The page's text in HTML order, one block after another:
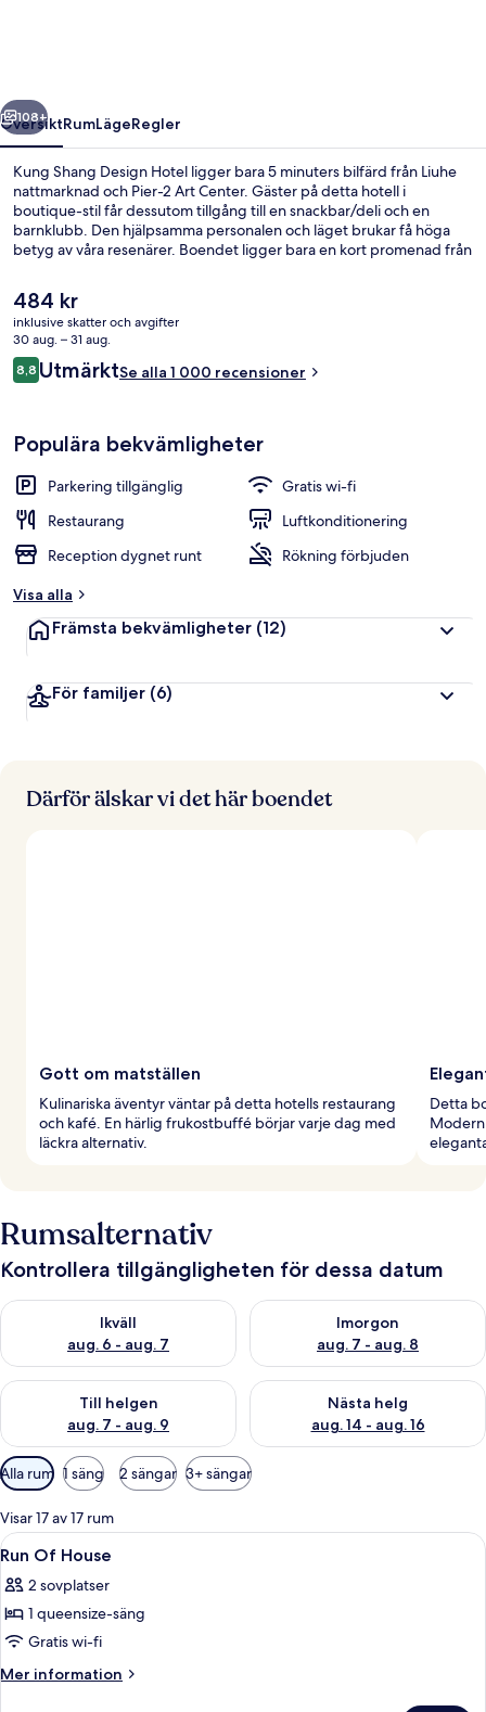
Nästa
108+
ÖversiktRumLägeRegler
Kung Shang Design Hotel ligger bara 5 minuters bilfärd från Liuhe
nattmarknad och Pier-2 Art Center. Gäster på detta hotell i
boutique-stil får dessutom tillgång till en snackbar/deli och en
barnklubb. Den hjälpsamma personalen och läget brukar få höga
betyg av våra resenärer. Boendet ligger bara en kort promenad från
och till Sinyi Elementary School station är det 12 minuter.
Det
nuvarande
priset
är
484 kr
484 kr
inklusive skatter och avgifter
30 aug. – 31 aug.
Recensioner
8,88,8 av 10,
UtmärktSe alla 1 000 recensioner
Populära bekvämligheter
Parkering tillgänglig
Gratis wi-fi
Restaurang
Luftkonditionering
Reception dygnet runt
Rökning förbjuden
Visa alla
Främsta bekvämligheter (12)
För familjer (6)
Därför älskar vi det här boendet
Gott om matställen
Kulinariska äventyr väntar på detta hotells restaurang
och kafé. En härlig frukostbuffé börjar varje dag med
läckra alternativ.
Detta
Rumsalternativ
Kontrollera tillgängligheten för dessa datum
Ikväll
aug. 6 - aug. 7
Kontrollera tillgängligheten för ikväll aug. 6 - aug. 7
Imorgon
aug. 7 - aug. 8
Kontrollera tillgängligheten
Till helgen
aug. 7 - aug. 9
Kontrollera tillgängligheten för den här helgen aug. 7 - aug. 9
Nästa helg
aug. 14 - aug. 16
Kontrollera tillgängligheten
Tillgängliga
filter
för
rum
Alla rum 1 säng 2 sängar 3+ sängar
Visar 17 av 17 rum
Öppna
alla
foton
för
Run
Of
Ett modernt hotellrum med en
13
Run Of House
2 sovplatser
1 queensize-säng
Gratis wi-fi
Mer information
Mer